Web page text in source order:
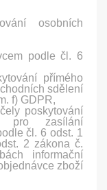
osobních
podle čl. 6
přímého
sdělení
f) GDPR,
poskytování
pro zasílání
čl. 6 odst. 1
2 zákona č.
informační
zboží